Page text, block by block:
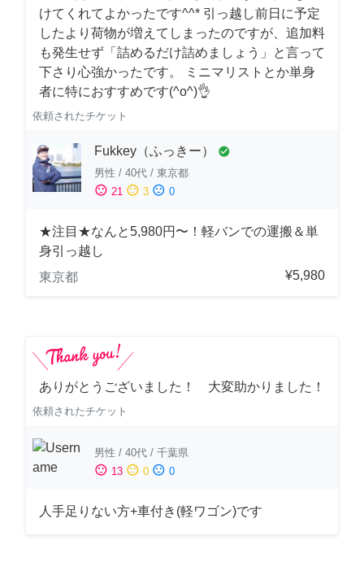
けてくれてよかったです^^* 引っ越し前日に予定
したより荷物が増えてしまったのですが、追加料
も発生せず「詰めるだけ詰めましょう」と言って
下さり心強かったです。 ミニマリストとか単身
者に特におすすめです(^o^)👌
依頼されたチケット
Fukkey（ふっきー） check_circle
男性 / 40代 / 東京都
sentiment_satisfied 21 sentiment_neutral 3 sentiment_dissatisfied 0
★注目★なんと5,980円〜！軽バンでの運搬＆単
身引っ越し
東京都
¥5,980
ありがとうございました！ 大変助かりました！
依頼されたチケット
男性 / 40代 / 千葉県
sentiment_satisfied 13 sentiment_neutral 0 sentiment_dissatisfied 0
人手足りない方+車付き(軽ワゴン)です